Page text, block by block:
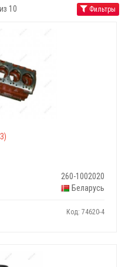
10 Фильтры
260-1002020
Беларусь
Код: 74620-4